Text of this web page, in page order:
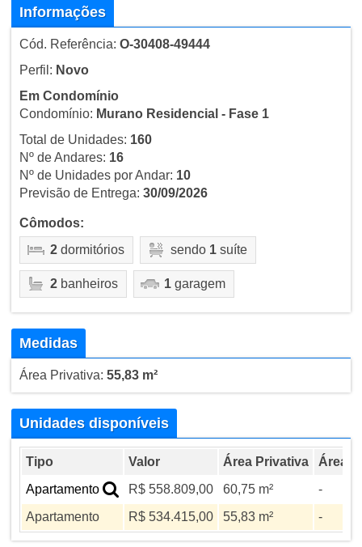
Informações
Cód. Referência: O-30408-49444
Perfil: Novo
Em Condomínio
Condomínio: Murano Residencial - Fase 1
Total de Unidades: 160
Nº de Andares: 16
Nº de Unidades por Andar: 10
Previsão de Entrega: 30/09/2026
Cômodos:
2dormitórios sendo 1suíte
2banheiros 1garagem
Medidas
Área Privativa: 55,83 m²
Unidades disponíveis
Tipo Valor Área Privativa
Área
Apartamento
R$ 558.809,00 60,75 m²
-
Apartamento
R$ 534.415,00 55,83 m² -